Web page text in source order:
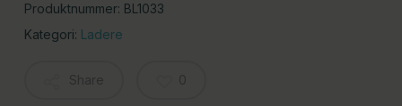
Produktnummer: BL1033
Kategori: Ladere